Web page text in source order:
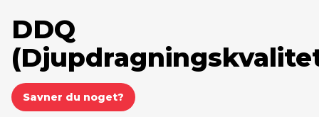
DDQ
Savner du noget?